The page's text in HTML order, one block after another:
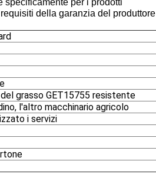
specificamente per i prodotti
della garanzia del produttore
grasso GET15755 resistente
l'altro macchinario agricolo
i servizi